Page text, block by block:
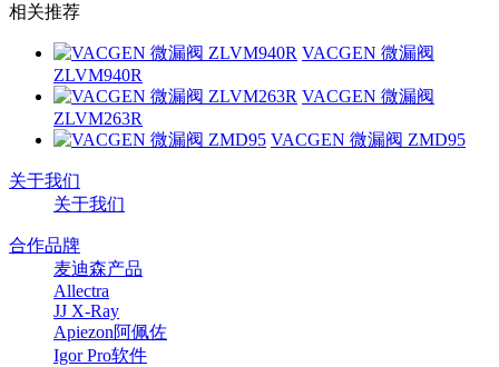
相关推荐
VACGEN 微漏阀
ZLVM940R
VACGEN 微漏阀
ZLVM263R
VACGEN 微漏阀 ZMD95
关于我们
关于我们
合作品牌
麦迪森产品
Allectra
JJ X-Ray
Apiezon阿佩佐
Igor Pro软件